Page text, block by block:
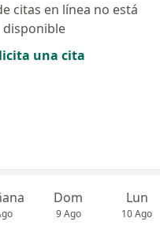
citas en línea no está
disponible
una cita
Dom
9 Ago
Lun
10 Ago